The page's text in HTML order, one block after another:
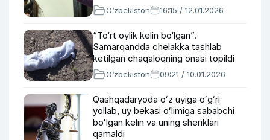
O‘zbekiston 16:15 / 12.01.2026
“To‘rt oylik kelin bo‘lgan”.
Samarqandda chelakka tashlab
ketilgan chaqaloqning onasi topildi
O‘zbekiston 09:21 / 10.01.2026
Qashqadaryoda oʻz uyiga oʻgʻri
yollab, uy bekasi oʻlimiga sababchi
boʻlgan kelin va uning sheriklari
qamaldi